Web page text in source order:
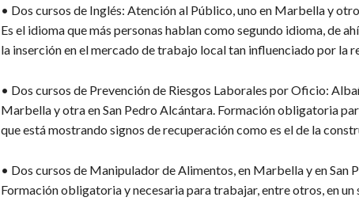
• Dos cursos de Inglés: Atención al Público, uno en Marbella y
Es el idioma que más personas hablan como segundo idioma, de
la inserción en el mercado de trabajo local tan influenciado por la
• Dos cursos de Prevención de Riesgos Laborales por Oficio:
Marbella y otra en San Pedro Alcántara. Formación obligatoria
que está mostrando signos de recuperación como es el de la
• Dos cursos de Manipulador de Alimentos, en Marbella y en San
Formación obligatoria y necesaria para trabajar, entre otros, en